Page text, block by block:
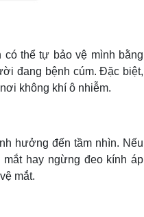
có thể tự bảo vệ mình bằng
đang bệnh cúm. Đặc biệt,
không khí ô nhiễm.
hưởng đến tầm nhìn. Nếu
hay ngừng đeo kính áp
mắt.